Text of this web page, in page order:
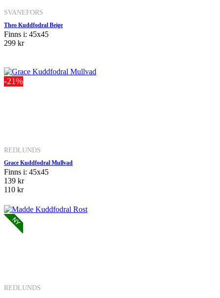
SVANEFORS
Theo Kuddfodral Beige
Finns i: 45x45
299 kr
-21%
REDLUNDS
Grace Kuddfodral Mullvad
Finns i: 45x45
139 kr
110 kr
REDLUNDS